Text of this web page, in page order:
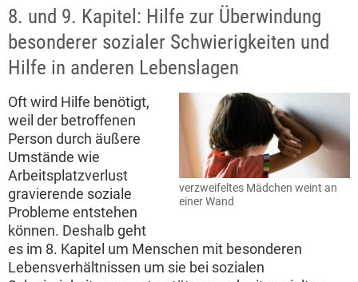
8. und 9. Kapitel: Hilfe zur Überwindung
besonderer sozialer Schwierigkeiten und
Hilfe in anderen Lebenslagen
verzweifeltes Mädchen weint an
einer Wand
Oft wird Hilfe benötigt,
weil der betroffenen
Person durch äußere
Umstände wie
Arbeitsplatzverlust
gravierende soziale
Probleme entstehen
können. Deshalb geht
es im 8. Kapitel um Menschen mit besonderen
Lebensverhältnissen um sie bei sozialen